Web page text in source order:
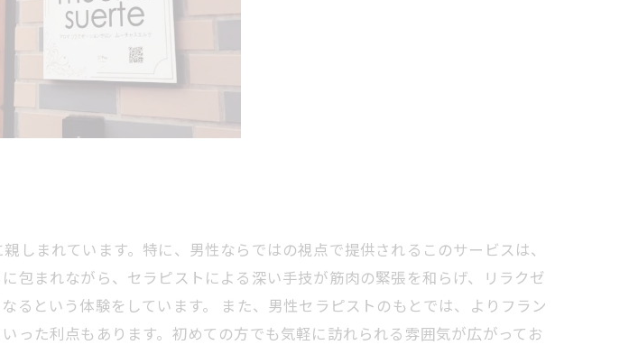
まれています。特に、男性ならではの視点で提供されるこのサービスは、
包まれながら、セラピストによる深い手技が筋肉の緊張を和らげ、リラクゼ
るという体験をしています。 また、男性セラピストのもとでは、よりフラン
った利点もあります。初めての方でも気軽に訪れられる雰囲気が広がってお